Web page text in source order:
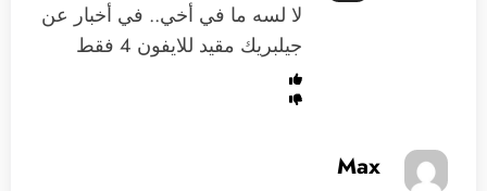
لا لسه ما في أخي.. في أخبار عن
جيلبريك مقيد للايفون 4 فقط
Max